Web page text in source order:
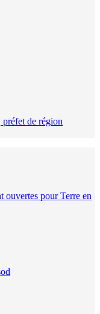
de région
ouvertes pour Terre en